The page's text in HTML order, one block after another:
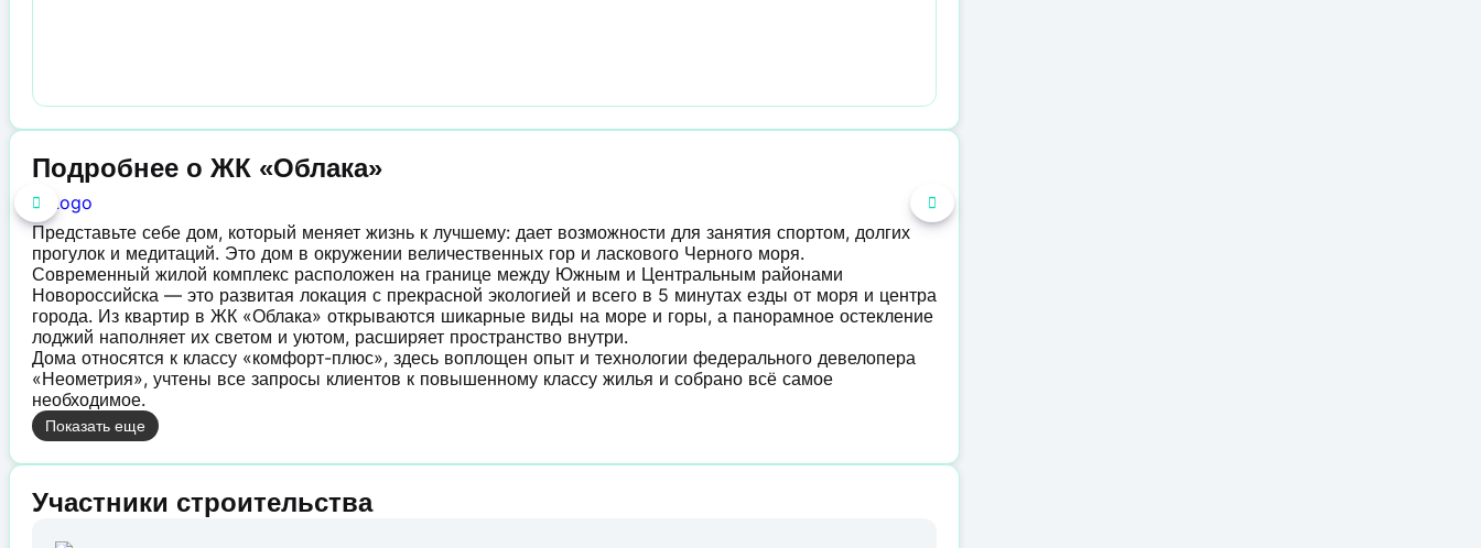
Подробнее о ЖК «Облака»
Представьте себе дом, который меняет жизнь к лучшему: дает возможности для занятия спортом, долгих
прогулок и медитаций. Это дом в окружении величественных гор и ласкового Черного моря.
Современный жилой комплекс расположен на границе между Южным и Центральным районами
Новороссийска — это развитая локация с прекрасной экологией и всего в 5 минутах езды от моря и центра
города. Из квартир в ЖК «Облака» открываются шикарные виды на море и горы, а панорамное остекление
лоджий наполняет их светом и уютом, расширяет пространство внутри.
Дома относятся к классу «комфорт-плюс», здесь воплощен опыт и технологии федерального девелопера
«Неометрия», учтены все запросы клиентов к повышенному классу жилья и собрано всё самое
необходимое.
Показать еще
Участники строительства